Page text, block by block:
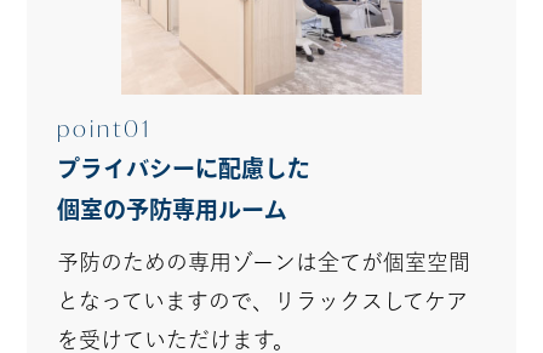
point01
プライバシーに配慮した
個室の予防専用ルーム
予防のための専用ゾーンは全てが個室空間
となっていますので、リラックスしてケア
を受けていただけます。